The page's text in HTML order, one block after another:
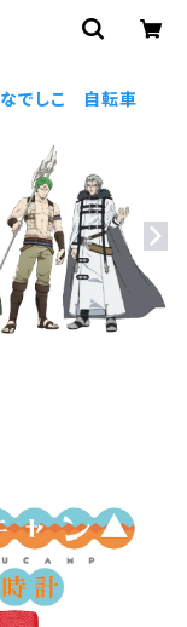
なでしこ 自転車